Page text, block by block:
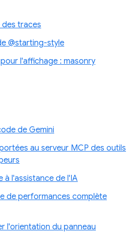
des traces
@starting-style
l'affichage : masonry
de Gemini
au serveur MCP des outils
à l'assistance de l'IA
de performances complète
l'orientation du panneau